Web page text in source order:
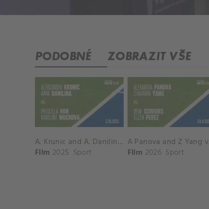
PODOBNÉ ZOBRAZIT VŠE
A. Krunic and A. Danilina vs. P. Hon and K. Muchova Match Highlights - BEIJING_Capital Group Diamond ( October 02, 2025)
Film 2025 Sport
Film 2026 Sport